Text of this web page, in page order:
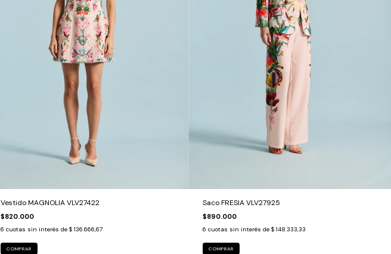
Vestido MAGNOLIA VLV27422
$820.000
6 cuotas sin interés de $ 136.666,67
COMPRAR
Saco FRESIA VLV27925
$890.000
6 cuotas sin interés de$ 148.333,33
COMPRAR